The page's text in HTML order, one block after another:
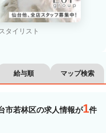
美容師アシスタント
エステティシャン
営業・販売スタッフ・その他
タイリスト
給与順 マップ検索
市若林区の求人情報が1件